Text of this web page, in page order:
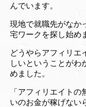
んでいます。
現地で就職先がなか
宅ワークを探し始め
どうやらアフィリエ
しいということがわ
めました。
「アフィリエイト
いのお金が稼げない